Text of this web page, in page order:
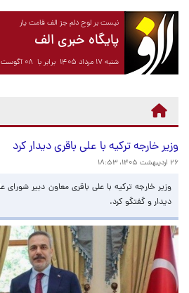
نیست بر لوح دلم جز الف قامت یار
پایگاه خبری الف
شنبه ۱۷ مرداد ۱۴۰۵ برابر با ۰۸ آگوست ۲۰۲۶
وزیر خارجه ترکیه با علی باقری دیدار کرد
۲۶ اردیبهشت ۱۴۰۵، ۱۸:۵۳
وزیر خارجه ترکیه با علی باقری معاون دبیر شورای
دیدار و گفتگو کرد.